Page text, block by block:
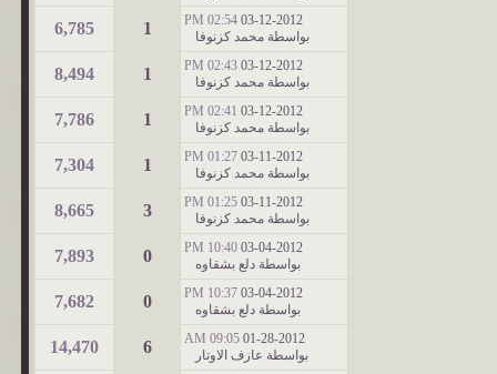
03-12-2012
02:54 PM
بواسطة محمد كزنوفا 1
6,785
03-12-2012
02:43 PM
بواسطة محمد كزنوفا 1
8,494
03-12-2012
02:41 PM
بواسطة محمد كزنوفا 1
7,786
03-11-2012
01:27 PM
بواسطة محمد كزنوفا 1
7,304
03-11-2012
01:25 PM
بواسطة محمد كزنوفا 3
8,665
03-04-2012
10:40 PM
بواسطة دلع بشقاوه 0
7,893
03-04-2012
10:37 PM
بواسطة دلع بشقاوه 0
7,682
01-28-2012
09:05 AM
بواسطة عازف الاوتار 6
14,470